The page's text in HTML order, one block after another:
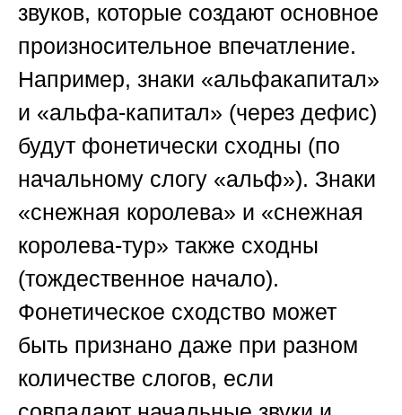
звуков, которые создают основное
произносительное впечатление.
Например, знаки «альфакапитал»
и «альфа-капитал» (через дефис)
будут фонетически сходны (по
начальному слогу «альф»). Знаки
«снежная королева» и «снежная
королева-тур» также сходны
(тождественное начало).
Фонетическое сходство может
быть признано даже при разном
количестве слогов, если